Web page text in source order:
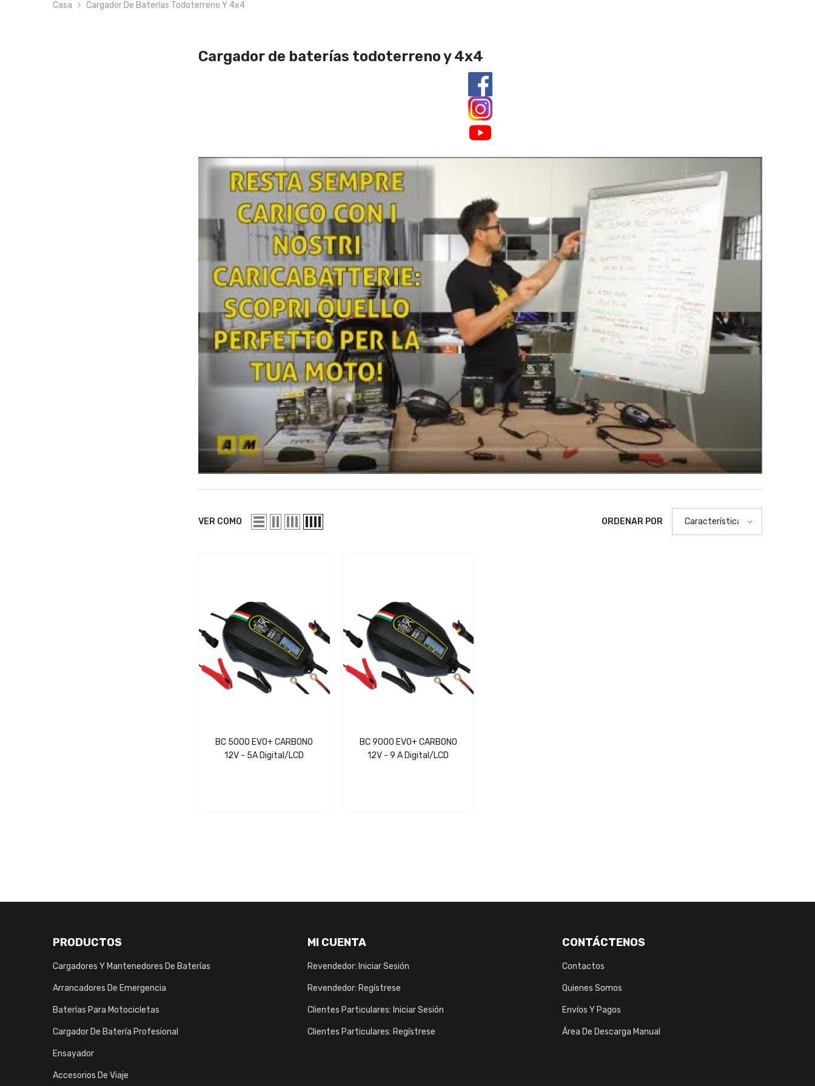
Casa Cargador De Baterías Todoterreno Y 4x4
Cargador de baterías todoterreno y 4x4
VER COMO ORDENAR POR Características
BC 5000 EVO+ CARBONO
12V - 5A Digital/LCD
BC 9000 EVO+ CARBONO
12V - 9 A Digital/LCD
PRODUCTOS
Cargadores Y Mantenedores De Baterías
Arrancadores De Emergencia
Baterías Para Motocicletas
Cargador De Batería Profesional
Ensayador
Accesorios De Viaje
MI CUENTA
Revendedor: Iniciar Sesión
Revendedor: Regístrese
Clientes Particulares: Iniciar Sesión
Clientes Particulares: Regístrese
CONTÁCTENOS
Contactos
Quienes Somos
Envíos Y Pagos
Área De Descarga Manual